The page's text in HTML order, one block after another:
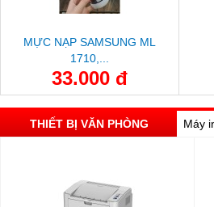
MỰC NẠP SAMSUNG ML
1710,...
33.000 đ
THIẾT BỊ VĂN PHÒNG Máy